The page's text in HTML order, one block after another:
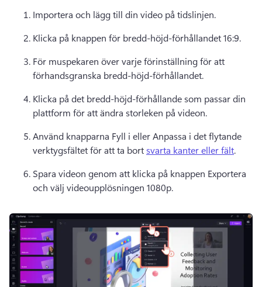
Importera och lägg till din video på tidslinjen.
Klicka på knappen för bredd-höjd-förhållandet 16:9.
För muspekaren över varje förinställning för att
förhandsgranska bredd-höjd-förhållandet.
Klicka på det bredd-höjd-förhållande som passar din
plattform för att ändra storleken på videon.
Använd knapparna Fyll i eller Anpassa i det flytande
verktygsfältet för att ta bort svarta kanter eller fält.
Spara videon genom att klicka på knappen Exportera
och välj videoupplösningen 1080p.